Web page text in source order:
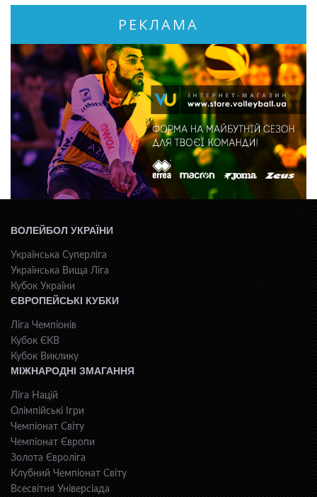
РЕКЛАМА
ВОЛЕЙБОЛ УКРАЇНИ
Українська Суперліга
Українська Вища Ліга
Кубок України
ЄВРОПЕЙСЬКІ КУБКИ
Ліга Чемпіонів
Кубок ЄКВ
Кубок Виклику
МІЖНАРОДНІ ЗМАГАННЯ
Ліга Націй
Олімпійські Ігри
Чемпіонат Світу
Чемпіонат Європи
Золота Євроліга
Клубний Чемпіонат Світу
Всесвiтня Унiверсiaда